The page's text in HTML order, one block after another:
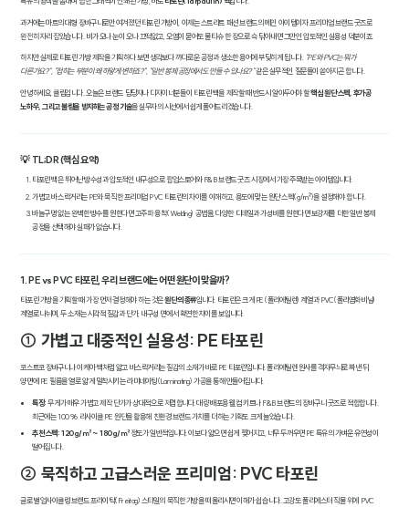
과거에는 마트의 대형 장바구니로만 여겨졌던 타포린 가방이, 이제는 스트리트 패션 브랜드의 메인 아이템이자 프리미엄 브랜드 굿즈로
완전히 자리 잡았습니다. 비가 오나 눈이 오나 끄떡없고, 오염이 묻어도 물티슈 한 장으로 슥 닦아내면 그만인 압도적인 실용성 덕분이죠.
하지만 실제로 타포린 가방 제작을 기획하다 보면 생각보다 까다로운 공정과 생소한 용어에 부딪히게 됩니다. "PE와 PVC는 뭐가
다른가요?", "접히는 부분이 왜 하얗게 변하죠?", "일반 봉제 공장에서도 만들 수 있나요?"같은 실무적인 질문들이 쏟아지곤 합니다.
안녕하세요, 클림입니다. 오늘은 브랜드 담당자나 디자이너분들이 타포린 백을 제작할 때 반드시 알아두어야 할핵심 원단 스펙, 후가공
노하우, 그리고 불량을 방지하는 공정 기술을 실무자의 시선에서 쉽게 풀어드리겠습니다.
💡 TL;DR (핵심 요약)
타포린 백은 뛰어난 방수성과 압도적인 내구성으로 팝업스토어와 F&B 브랜드 굿즈 시장에서 가장 주목받는 아이템입니다.
가볍고 바스락거리는 PE와 묵직한 프리미엄 PVC 타포린의 차이를 이해하고, 용도에 맞는 원단 스펙(g/㎡)을 설정해야 합니다.
바늘구멍 없는 완벽한 방수를 원한다면 고주파 융착(Welding) 공법을, 다양한 디테일과 가성비를 원한다면 보강재를 더한 일반 봉제
공정을 선택해야 실패가 없습니다.
1. PE vs PVC 타포린, 우리 브랜드에는 어떤 원단이 맞을까?
타포린 가방을 기획할 때 가장 먼저 결정해야 하는 것은원단의 종류입니다. 타포린은 크게 PE(폴리에틸렌) 계열과 PVC(폴리염화비닐)
계열로 나뉘며, 두 소재는 시각적 질감과 단가, 내구성 면에서 확연한 차이를 보입니다.
① 가볍고 대중적인 실용성: PE 타포린
코스트코 장바구니나 이케아 백처럼 얇고 바스락거리는 질감의 소재가 바로 PE 타포린입니다. 폴리에틸렌 원사를 격자무늬로 짜낸 뒤,
양면에 PE 필름을 열로 얇게 밀착시키는 라미네이팅(Laminating) 가공을 통해 만들어집니다.
특징: 무게가 매우 가볍고 제작 단가가 상대적으로 저렴합니다. 대량 배포용 웰컴 키트나 F&B 브랜드의 장바구니 굿즈로 적합합니다.
최근에는 100% 리사이클 PE 원단을 활용해 친환경 브랜드 가치를 더하는 기획도 크게 늘었습니다.
추천 스펙: 120g/㎡ ~ 180g/㎡정도가 일반적입니다. 이보다 얇으면 쉽게 찢어지고, 너무 두꺼우면 PE 특유의 가벼운 유연성이
떨어집니다.
② 묵직하고 고급스러운 프리미엄: PVC 타포린
글로벌 업사이클링 브랜드 프라이탁(Freitag) 스타일의 묵직한 가방을 떠올리시면 이해가 쉽습니다. 고강도 폴리에스터 직물 위에 PVC